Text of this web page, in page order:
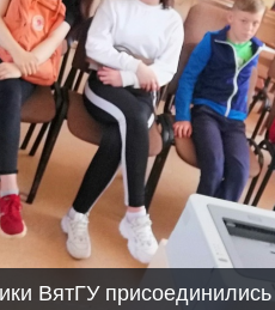
ВятГУ присоединились